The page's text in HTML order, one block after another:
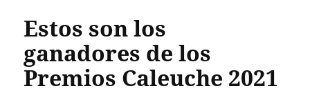
Estos son los
ganadores de los
Premios Caleuche 2021